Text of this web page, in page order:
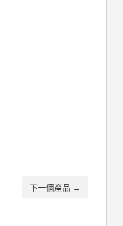
下一個產品 →